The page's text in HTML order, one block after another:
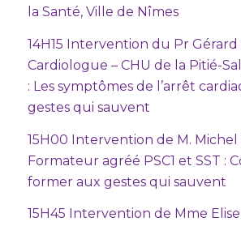
la Santé, Ville de Nîmes
14H15 Intervention du Pr Gérard
Cardiologue – CHU de la Pitié-
: Les symptômes de l’arrêt
gestes qui sauvent
15H00 Intervention de M. Michel
Formateur agréé PSC1 et SST :
former aux gestes qui sauvent
15H45 Intervention de Mme Elise